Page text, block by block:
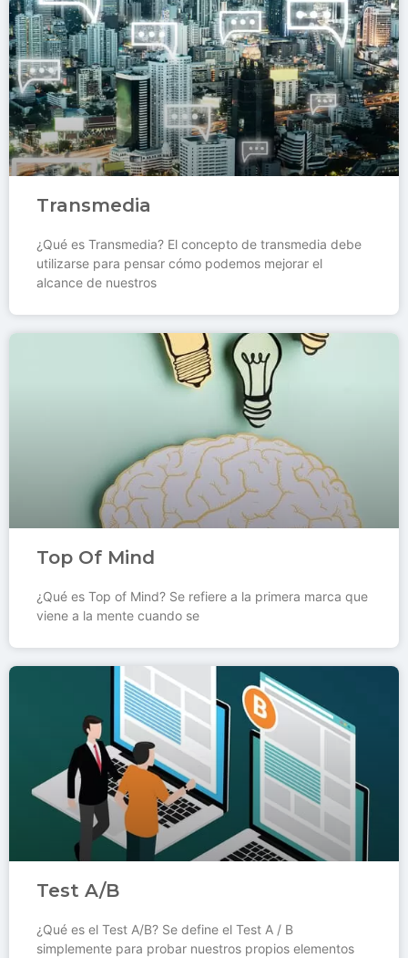
Transmedia
¿Qué es Transmedia? El concepto de transmedia debe
utilizarse para pensar cómo podemos mejorar el
alcance de nuestros
Top Of Mind
¿Qué es Top of Mind? Se refiere a la primera marca que
viene a la mente cuando se
Test A/B
¿Qué es el Test A/B? Se define el Test A / B
simplemente para probar nuestros propios elementos